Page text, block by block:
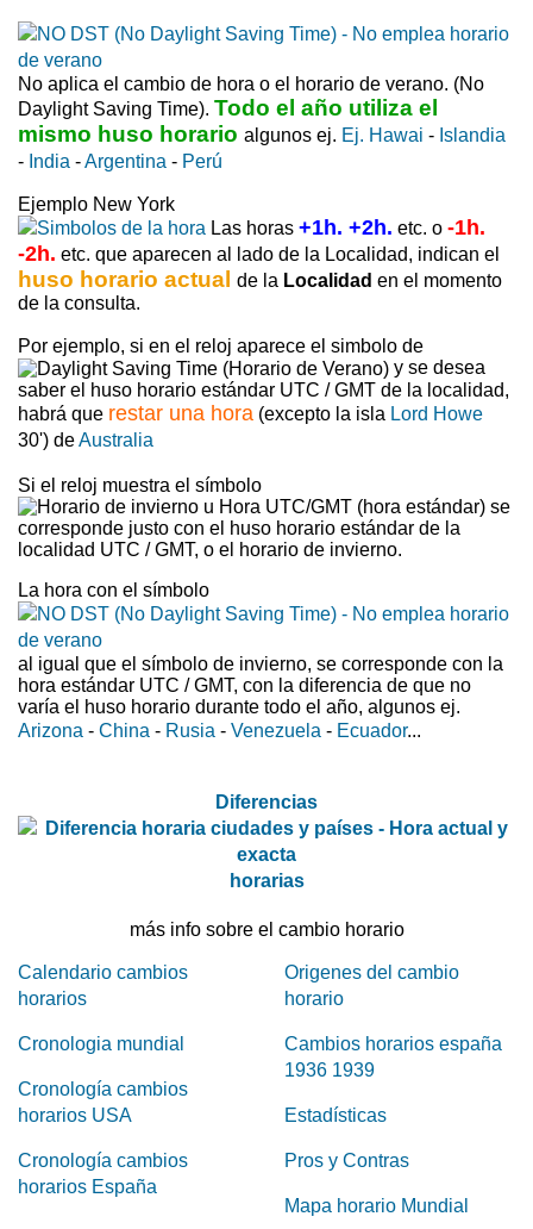
No aplica el cambio de hora o el horario de verano. (No
Daylight Saving Time). Todo el año utiliza el
mismo huso horario algunos ej. Ej. Hawai - Islandia
- India -Argentina - Perú
Ejemplo New York
Las horas +1h. +2h. etc. o -1h.
-2h. etc. que aparecen al lado de la Localidad, indican el
huso horario actual de la Localidad en el momento
de la consulta.
Por ejemplo, si en el reloj aparece el simbolo de
y se desea
saber el huso horario estándar UTC / GMT de la localidad,
habrá que restar una hora (excepto la isla Lord Howe
30') deAustralia
Si el reloj muestra el símbolo
se
corresponde justo con el huso horario estándar de la
localidad UTC / GMT, o el horario de invierno.
La hora con el símbolo
al igual que el símbolo de invierno, se corresponde con la
hora estándar UTC / GMT, con la diferencia de que no
varía el huso horario durante todo el año, algunos ej.
Arizona - China - Rusia - Venezuela - Ecuador...
Diferencias
horarias
más info sobre el cambio horario
Calendario cambios
horarios
Cronologia mundial
Cronología cambios
horarios USA
Cronología cambios
horarios España
Origenes del cambio
horario
Cambios horarios españa
1936 1939
Estadísticas
Pros y Contras
Mapa horario Mundial